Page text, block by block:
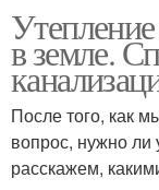
в земле.
После того, как
вопрос, нужно ли
расскажем,